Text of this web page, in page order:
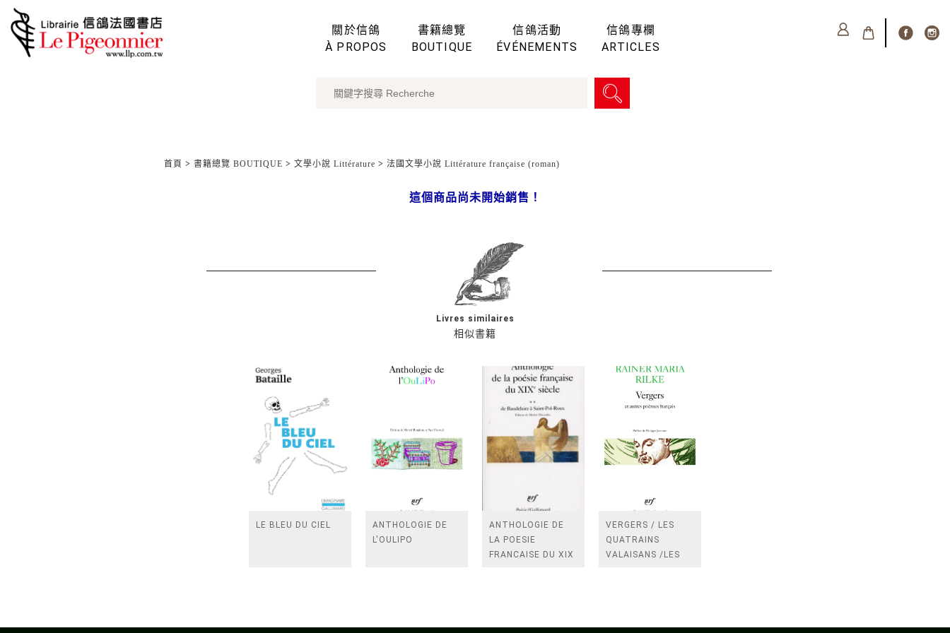
關於信鴿
À PROPOS
書籍總覽
BOUTIQUE
信鴿活動
ÉVÉNEMENTS
信鴿專欄
ARTICLES
首頁 > 書籍總覽 BOUTIQUE > 文學小說 Littérature > 法國文學小說 Littérature française (roman)
這個商品尚未開始銷售！
相似書籍
Livres similaires
LE BLEU DU CIEL
ANTHOLOGIE DE
L'OULIPO
ANTHOLOGIE DE
LA POESIE
FRANCAISE DU XIX
VERGERS / LES
QUATRAINS
VALAISANS /LES